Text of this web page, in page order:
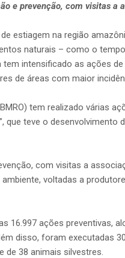
e prevenção, com visitas a
estiagem na região
naturais – como o
tem intensificado as ações
de áreas com maior
tem realizado várias
que teve o desenvolvimento
com visitas a
voltadas a
16.997 ações preventivas,
disso, foram executadas
de 38 animais silvestres.